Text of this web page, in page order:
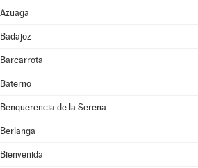
Azuaga
Badajoz
Barcarrota
Baterno
Benquerencia de la Serena
Berlanga
Bienvenida